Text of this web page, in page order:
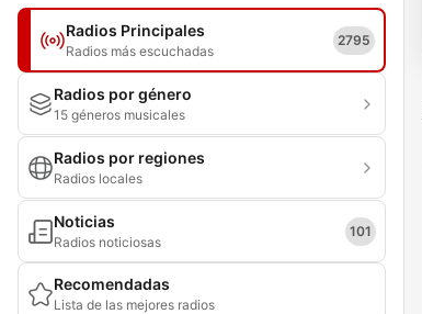
Radios Principales
Radios más escuchadas
2795
Radios por género
15 géneros musicales
Radios por regiones
Radios locales
Noticias
Radios noticiosas
101
Recomendadas
Lista de las mejores radios